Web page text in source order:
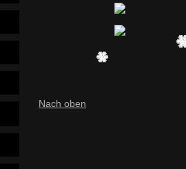
Nach oben